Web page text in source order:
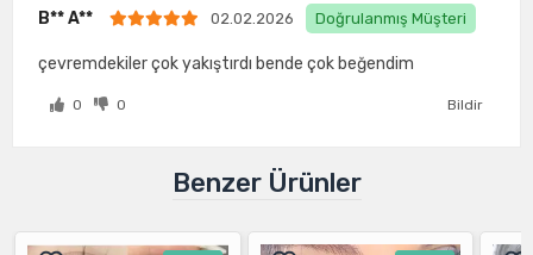
B** A** 02.02.2026 Doğrulanmış Müşteri
çevremdekiler çok yakıştırdı bende çok beğendim
0 0 Bildir
Benzer Ürünler